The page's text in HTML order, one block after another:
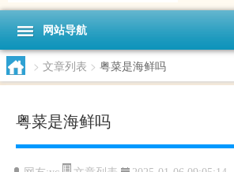
网站导航
> 文章列表 > 粤菜是海鲜吗
粤菜是海鲜吗